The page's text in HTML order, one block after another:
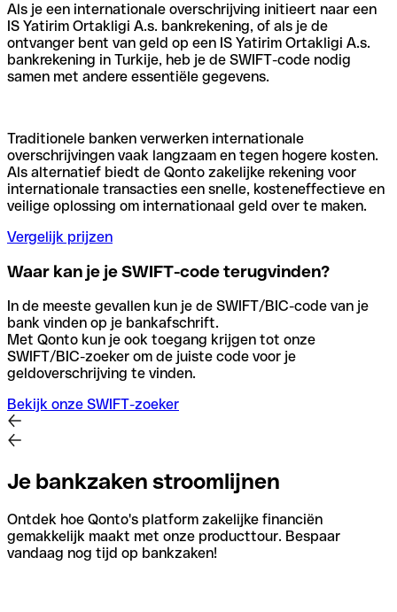
Als je een internationale overschrijving initieert naar een
IS Yatirim Ortakligi A.s. bankrekening, of als je de
ontvanger bent van geld op een IS Yatirim Ortakligi A.s.
bankrekening in Turkije, heb je de SWIFT-code nodig
samen met andere essentiële gegevens.
Traditionele banken verwerken internationale
overschrijvingen vaak langzaam en tegen hogere kosten.
Als alternatief biedt de Qonto zakelijke rekening voor
internationale transacties een snelle, kosteneffectieve en
veilige oplossing om internationaal geld over te maken.
Vergelijk prijzen
Waar kan je je SWIFT-code terugvinden?
In de meeste gevallen kun je de SWIFT/BIC-code van je
bank vinden op je bankafschrift.
Met Qonto kun je ook toegang krijgen tot onze
SWIFT/BIC-zoeker om de juiste code voor je
geldoverschrijving te vinden.
Bekijk onze SWIFT-zoeker
Je bankzaken stroomlijnen
Ontdek hoe Qonto's platform zakelijke financiën
gemakkelijk maakt met onze producttour. Bespaar
vandaag nog tijd op bankzaken!